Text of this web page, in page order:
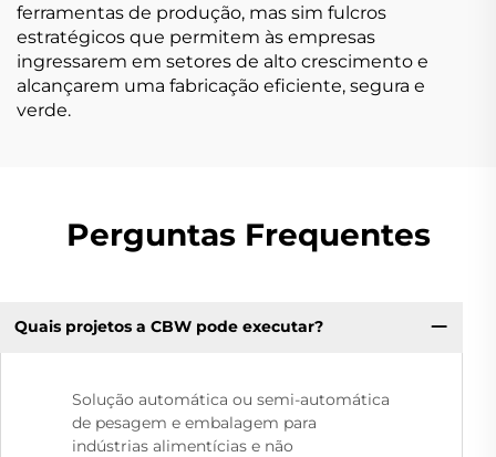
ferramentas de produção, mas sim fulcros
estratégicos que permitem às empresas
ingressarem em setores de alto crescimento e
alcançarem uma fabricação eficiente, segura e
verde.
Perguntas Frequentes
Quais projetos a CBW pode executar?
Solução automática ou semi-automática
de pesagem e embalagem para
indústrias alimentícias e não